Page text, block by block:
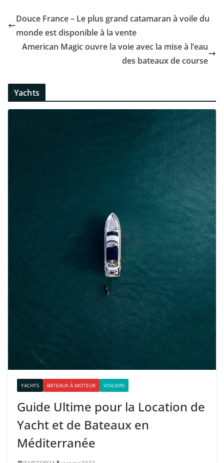
Douce France – Le plus grand catamaran à voile du
monde est disponible à la vente
American Magic ouvre la voie avec la mise à l’eau
des bateaux de course
Yachts
YACHTS BATEAUX À MOTEUR VOILIERS
Guide Ultime pour la Location de
Yacht et de Bateaux en
Méditerranée